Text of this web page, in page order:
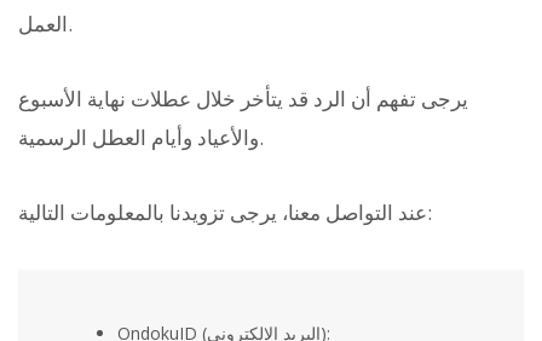
العمل.
يرجى تفهم أن الرد قد يتأخر خلال عطلات نهاية الأسبوع
والأعياد وأيام العطل الرسمية.
عند التواصل معنا، يرجى تزويدنا بالمعلومات التالية:
OndokuID (البريد الإلكتروني):